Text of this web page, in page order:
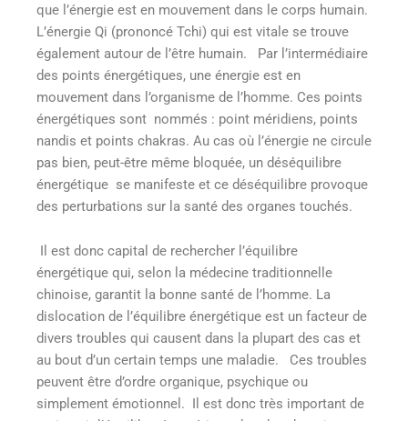
que l’énergie est en mouvement dans le corps humain.
L’énergie Qi (prononcé Tchi) qui est vitale se trouve
également autour de l’être humain. Par l’intermédiaire
des points énergétiques, une énergie est en
mouvement dans l’organisme de l’homme. Ces points
énergétiques sont nommés : point méridiens, points
nandis et points chakras. Au cas où l’énergie ne circule
pas bien, peut-être même bloquée, un déséquilibre
énergétique se manifeste et ce déséquilibre provoque
des perturbations sur la santé des organes touchés.
Il est donc capital de rechercher l’équilibre
énergétique qui, selon la médecine traditionnelle
chinoise, garantit la bonne santé de l’homme. La
dislocation de l’équilibre énergétique est un facteur de
divers troubles qui causent dans la plupart des cas et
au bout d’un certain temps une maladie. Ces troubles
peuvent être d’ordre organique, psychique ou
simplement émotionnel. Il est donc très important de